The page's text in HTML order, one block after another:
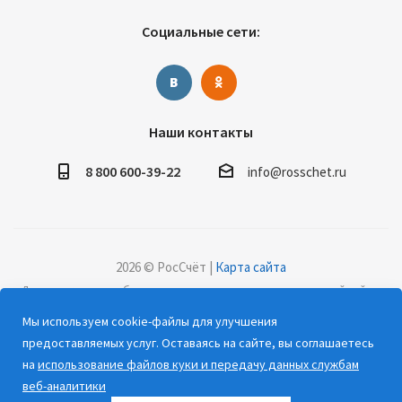
Социальные сети:
Наши контакты
8 800 600-39-22 info@rosschet.ru
2026 © РосСчёт | Карта сайта
Дорогие клиенты, обращаем ваше внимание на то, что данный сайт и
на сайте, носят информационный характер и ни при каких условиях не
являются публичной офертой, определяемой положениями Статьи 437
(2) Гражданского кодекса РФ.
Мы используем cookie-файлы для улучшения
предоставляемых услуг. Оставаясь на сайте, вы соглашаетесь
на использование файлов куки и передачу данных службам
веб-аналитики